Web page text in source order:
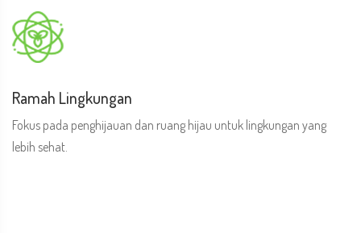
Ramah Lingkungan
Fokus pada penghijauan dan ruang hijau untuk lingkungan yang
lebih sehat.